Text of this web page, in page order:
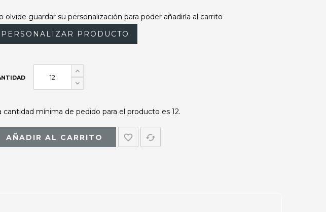
olvide guardar su personalización para poder añadirla al carrito
PERSONALIZAR PRODUCTO
cantidad mínima de pedido para el producto es 12.
AÑADIR AL CARRITO favorite_border cached